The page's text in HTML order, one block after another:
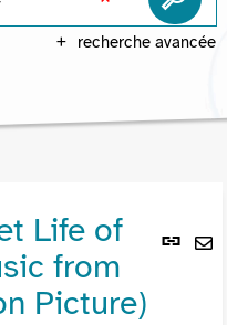
recherche avancée
Lien
Life of
from
Picture)